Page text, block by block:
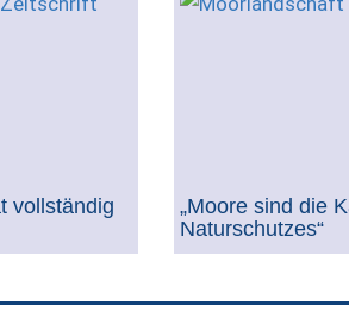
vollständig
„Moore sind die
Naturschutzes“